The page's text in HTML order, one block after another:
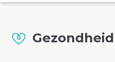
Gezondheid